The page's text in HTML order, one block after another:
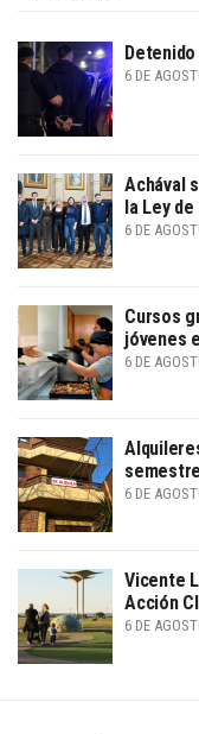
6 DE
Achával
la Ley
6 DE
Cursos
jóvenes
6 DE
6 DE
Vicente
Acción
6 DE